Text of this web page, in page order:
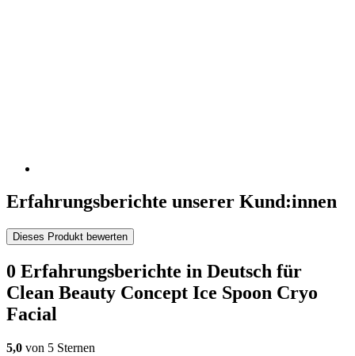
Erfahrungsberichte unserer Kund:innen
Dieses Produkt bewerten
0 Erfahrungsberichte in Deutsch für
Clean Beauty Concept Ice Spoon Cryo
Facial
5,0 von 5 Sternen